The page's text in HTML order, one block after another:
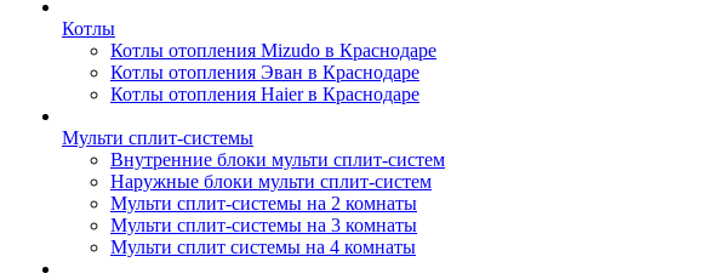
Котлы
Котлы отопления Mizudo в Краснодаре
Котлы отопления Эван в Краснодаре
Котлы отопления Haier в Краснодаре
Мульти сплит-системы
Внутренние блоки мульти сплит-систем
Наружные блоки мульти сплит-систем
Мульти сплит-системы на 2 комнаты
Мульти сплит-системы на 3 комнаты
Мульти сплит системы на 4 комнаты